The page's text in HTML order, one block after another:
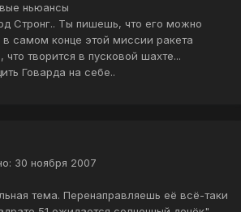
ньюансы
Стронг.. Ты пишешь, что его можно
в самом конце этой миссии ракета
что творится в пусковой шахте...
Говарда на себе..
30 ноября 2007
тема. Перенаправляешь её всё-таки